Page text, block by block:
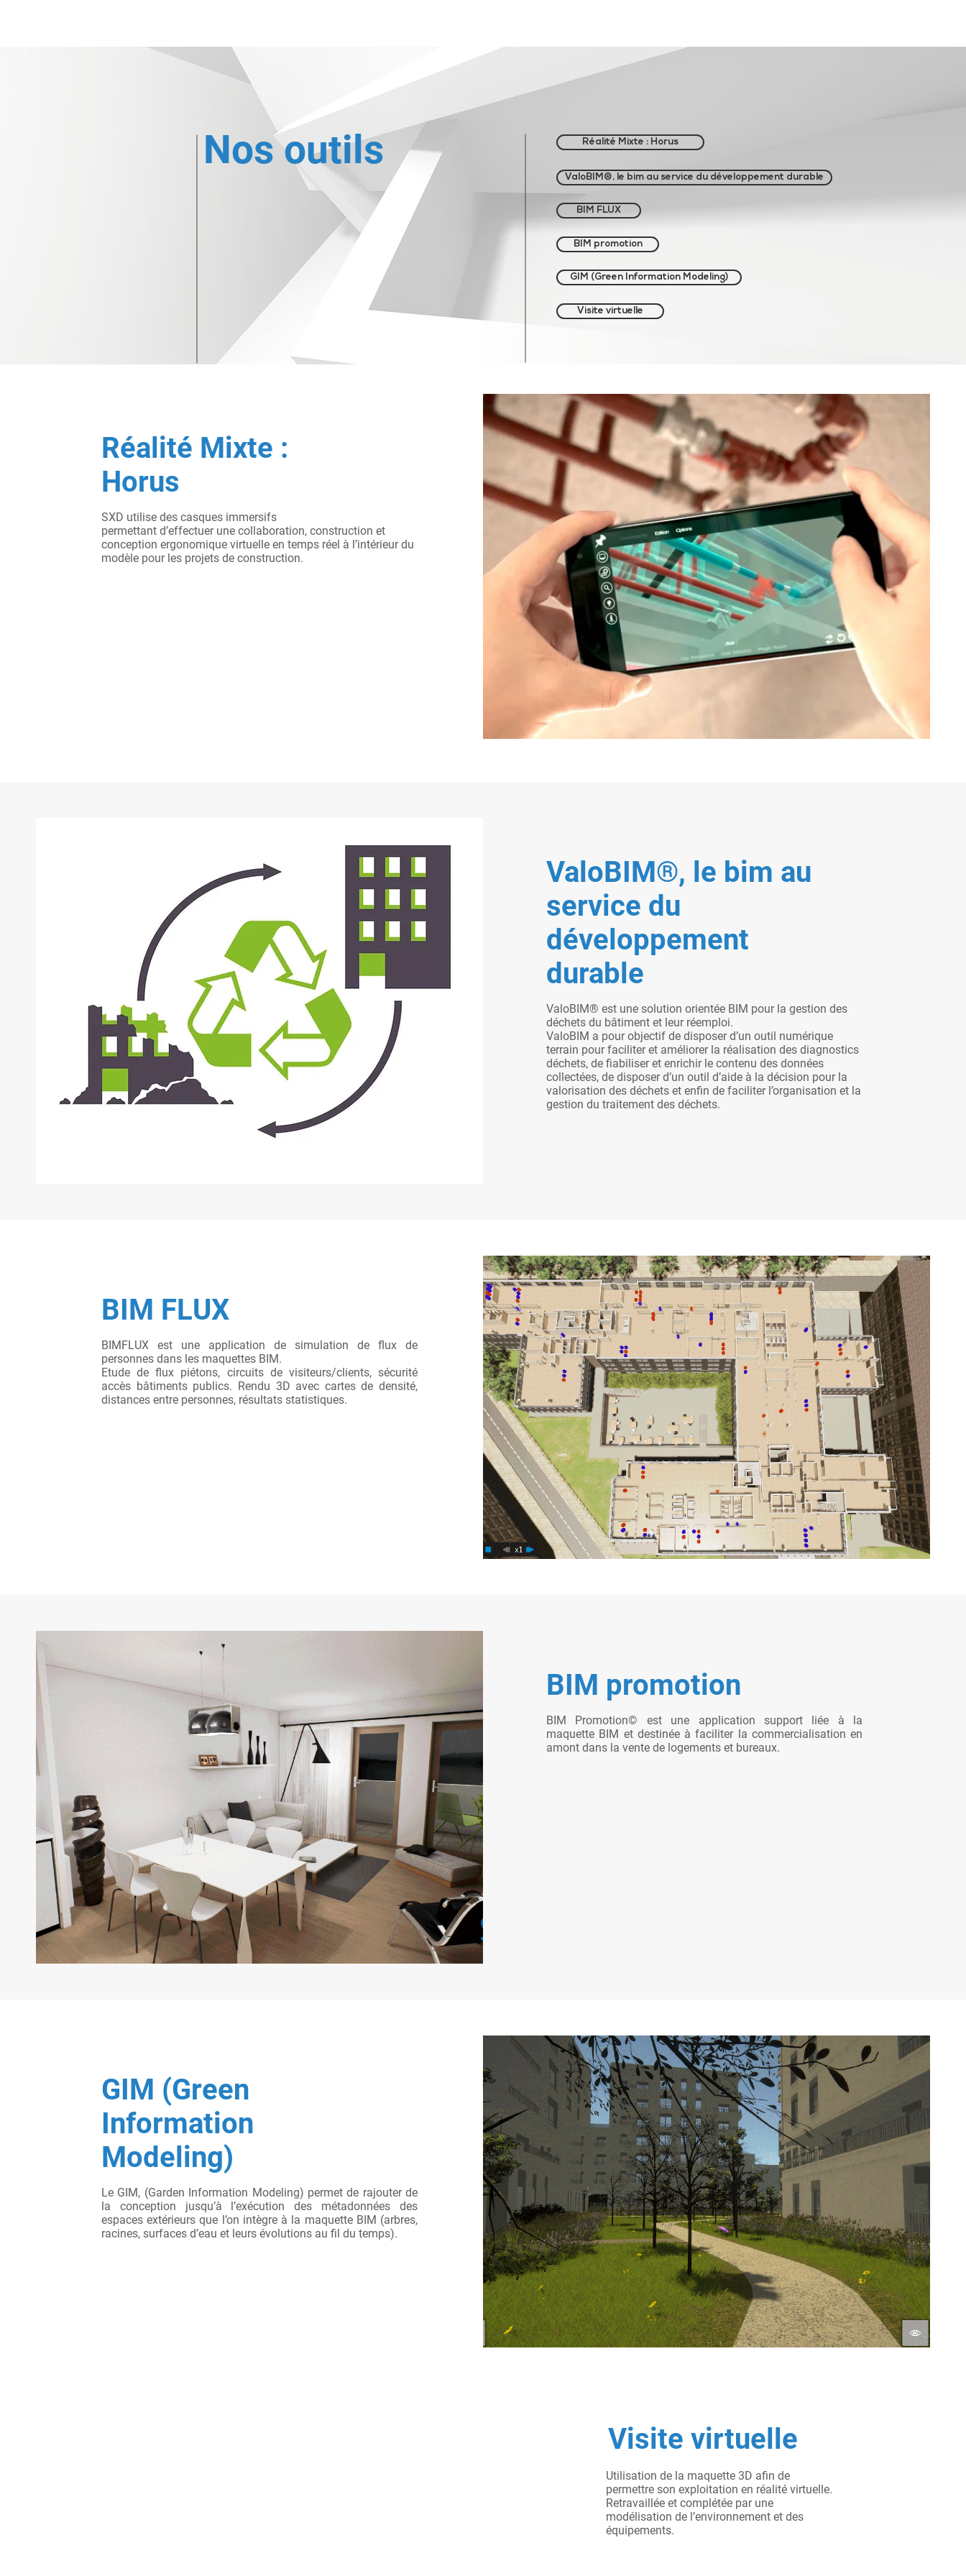
Nos outils Réalité Mixte : Horus
ValoBIM®, le bim au service du développement durable
BIM FLUX
BIM promotion
GIM (Green Information Modeling)
Visite virtuelle
Réalité Mixte :
Horus
SXD utilise des casques immersifs
permettant d’effectuer une collaboration, construction et
conception ergonomique virtuelle en temps réel à l’intérieur du
modèle pour les projets de construction.
ValoBIM®, le bim au
service du
développement
durable
ValoBIM® est une solution orientée BIM pour la gestion des
déchets du bâtiment et leur réemploi.
ValoBIM a pour objectif de disposer d’un outil numérique
terrain pour faciliter et améliorer la réalisation des diagnostics
déchets, de fiabiliser et enrichir le contenu des données
collectées, de disposer d’un outil d’aide à la décision pour la
valorisation des déchets et enfin de faciliter l’organisation et la
gestion du traitement des déchets.
BIM FLUX
BIMFLUX est une application de simulation de flux de
personnes dans les maquettes BIM.
Etude de flux piétons, circuits de visiteurs/clients, sécurité
accès bâtiments publics. Rendu 3D avec cartes de densité,
distances entre personnes, résultats statistiques.
BIM promotion
BIM Promotion© est une application support liée à la
maquette BIM et destinée à faciliter la commercialisation en
amont dans la vente de logements et bureaux.
GIM (Green
Information
Modeling)
Le GIM, (Garden Information Modeling) permet de rajouter de
la conception jusqu’à l’exécution des métadonnées des
espaces extérieurs que l’on intègre à la maquette BIM (arbres,
racines, surfaces d’eau et leurs évolutions au fil du temps).
Visite virtuelle
Utilisation de la maquette 3D afin de
permettre son exploitation en réalité virtuelle.
Retravaillée et complétée par une
modélisation de l’environnement et des
équipements.